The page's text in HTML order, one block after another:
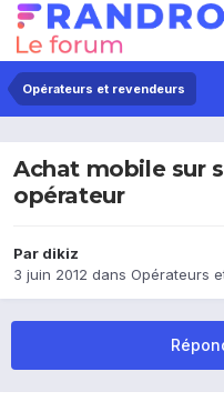
Opérateurs et revendeurs
Achat mobile sur
opérateur
Par dikiz
3 juin 2012 dans Opérateurs